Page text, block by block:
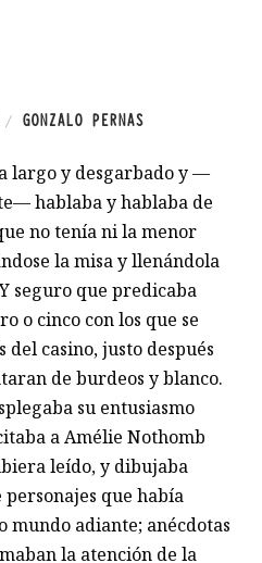
/ GONZALO PERNAS
largo y desgarbado y —
hablaba y hablaba de
no tenía ni la menor
la misa y llenándola
seguro que predicaba
o cinco con los que se
casino, justo después
de burdeos y blanco.
su entusiasmo
a Amélie Nothomb
leído, y dibujaba
personajes que había
mundo adiante; anécdotas
la atención de la